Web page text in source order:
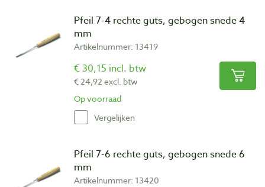
Pfeil 7-4 rechte guts, gebogen snede 4
mm
Artikelnummer: 13419
€ 30,15 incl. btw
€ 24,92 excl. btw
Op voorraad
Vergelijken
Pfeil 7-6 rechte guts, gebogen snede 6
mm
Artikelnummer: 13420